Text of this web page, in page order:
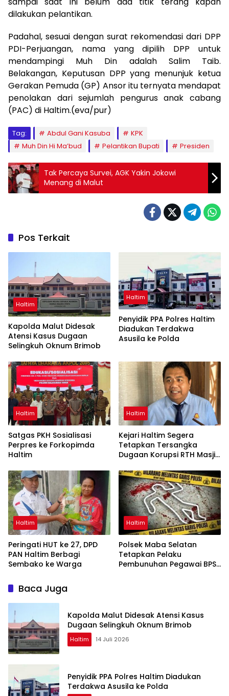
dilakukan pelantikan.
Padahal, sesuai dengan surat rekomendasi dari DPP
PDI-Perjuangan, nama yang dipilih DPP untuk
mendampingi Muh Din adalah Salim Taib.
Belakangan, Keputusan DPP yang menunjuk ketua
Gerakan Pemuda (GP) Ansor itu ternyata mendapat
penolakan dari sejumlah pengurus anak cabang
(PAC) di Haltim.(eva/pur)
Tag: Abdul Gani Kasuba
KPK
Muh Din Hi Ma’bud
Pelantikan Bupati Presiden
Tak Percaya Survei, AGK Yakin Jokowi
Menang di Malut
Pos Terkait
Haltim
Kapolda Malut Didesak
Atensi Kasus Dugaan
Selingkuh Oknum Brimob
Haltim
Penyidik PPA Polres Haltim
Diadukan Terdakwa
Asusila ke Polda
Haltim
Satgas PKH Sosialisasi
Perpres ke Forkopimda
Haltim
Haltim
Kejari Haltim Segera
Tetapkan Tersangka
Dugaan Korupsi RTH Masjid
Haltim
Peringati HUT ke 27, DPD
PAN Haltim Berbagi
Sembako ke Warga
Haltim
Polsek Maba Selatan
Tetapkan Pelaku
Pembunuhan Pegawai BPS
Baca Juga
Kapolda Malut Didesak Atensi Kasus
Dugaan Selingkuh Oknum Brimob
Haltim 14 Juli 2026
Penyidik PPA Polres Haltim Diadukan
Terdakwa Asusila ke Polda